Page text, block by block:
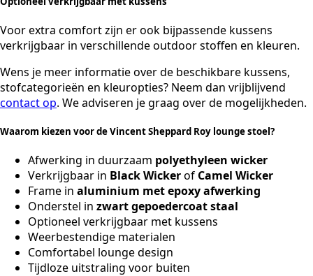
Voor extra comfort zijn er ook bijpassende kussens
verkrijgbaar in verschillende outdoor stoffen en kleuren.
Wens je meer informatie over de beschikbare kussens,
stofcategorieën en kleuropties? Neem dan vrijblijvend
contact op. We adviseren je graag over de mogelijkheden.
Waarom kiezen voor de Vincent Sheppard Roy lounge stoel?
Afwerking in duurzaam polyethyleen wicker
Verkrijgbaar in Black Wickerof Camel Wicker
Frame in aluminium met epoxy afwerking
Onderstel in zwart gepoedercoat staal
Optioneel verkrijgbaar met kussens
Weerbestendige materialen
Comfortabel lounge design
Tijdloze uitstraling voor buiten